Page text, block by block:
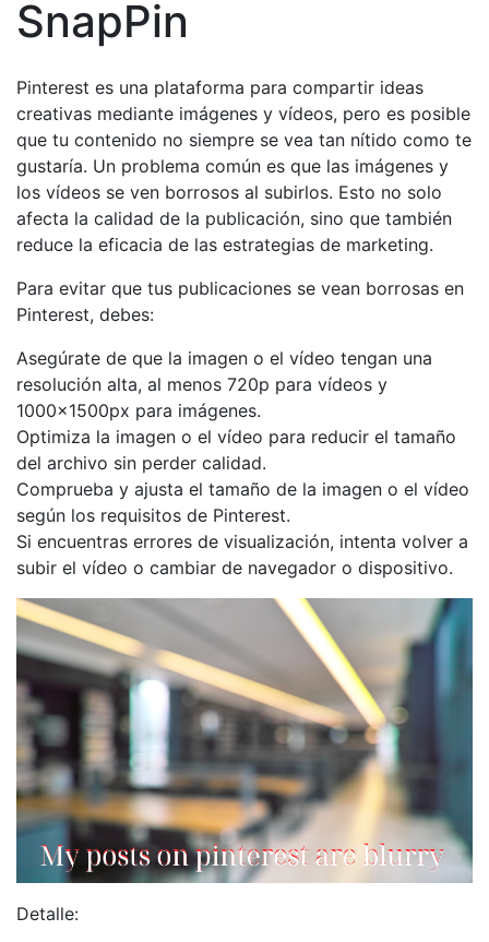
SnapPin
Pinterest es una plataforma para compartir ideas
creativas mediante imágenes y vídeos, pero es posible
que tu contenido no siempre se vea tan nítido como te
gustaría. Un problema común es que las imágenes y
los vídeos se ven borrosos al subirlos. Esto no solo
afecta la calidad de la publicación, sino que también
reduce la eficacia de las estrategias de marketing.
Para evitar que tus publicaciones se vean borrosas en
Pinterest, debes:
Asegúrate de que la imagen o el vídeo tengan una
resolución alta, al menos 720p para vídeos y
1000x1500px para imágenes.
Optimiza la imagen o el vídeo para reducir el tamaño
del archivo sin perder calidad.
Comprueba y ajusta el tamaño de la imagen o el vídeo
según los requisitos de Pinterest.
Si encuentras errores de visualización, intenta volver a
subir el vídeo o cambiar de navegador o dispositivo.
Detalle: